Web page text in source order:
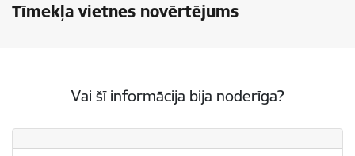
Tīmekļa vietnes novērtējums
Vai šī informācija bija noderīga?
Vai šī informācija bija noderīga?